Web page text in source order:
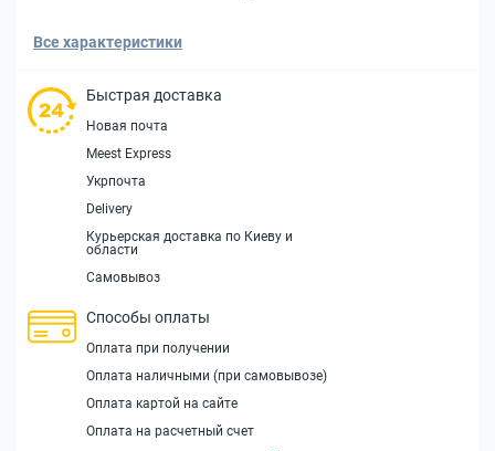
Все характеристики
Быстрая доставка
Новая почта
Meest Express
Укрпочта
Delivery
Курьерская доставка по Киеву и
области
Самовывоз
Способы оплаты
Оплата при получении
Оплата наличными (при самовывозе)
Оплата картой на сайте
Оплата на расчетный счет